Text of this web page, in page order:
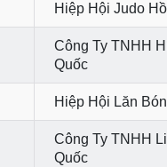
Hiệp Hội Judo
Công Ty TNHH
Quốc
Hiệp Hội Lăn
Công Ty TNHH
Quốc